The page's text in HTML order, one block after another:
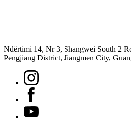
Ndërtimi 14, Nr 3, Shangwei South 2
Pengjiang District, Jiangmen City,